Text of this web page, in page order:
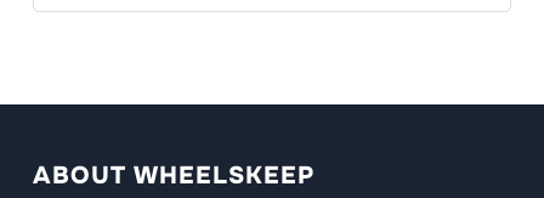
ABOUT WHEELSKEEP